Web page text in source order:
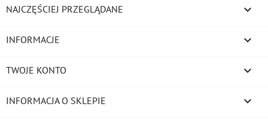
NAJCZĘŚCIEJ PRZEGLĄDANE 
INFORMACJE 
TWOJE KONTO 
INFORMACJA O SKLEPIE keyboard_arrow_down